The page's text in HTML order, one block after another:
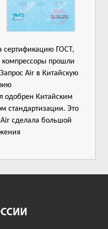
сертификацию ГОСТ,
компрессоры прошли
Air в Китайскую
одобрен Китайским
стандартизации. Это
Air сделала большой